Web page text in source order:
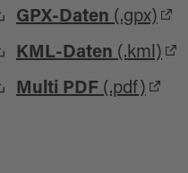
GPX-Daten (.gpx)
KML-Daten (.kml)
Multi PDF (.pdf)